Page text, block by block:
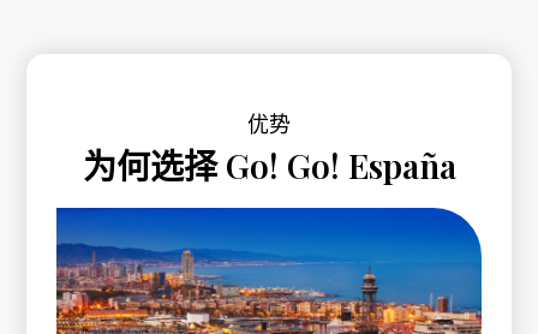
优势
为何选择 Go! Go! España